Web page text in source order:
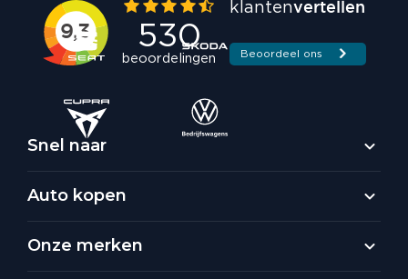
Snel naar
Auto kopen
Onze merken